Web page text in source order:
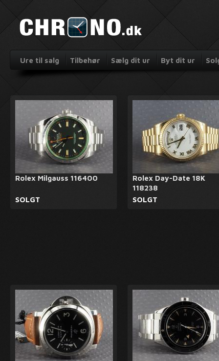
Ure til salg Tilbehør Sælg dit ur Byt dit ur
Rolex Milgauss 116400
SOLGT
Rolex Day-Date 18K
118238
SOLGT